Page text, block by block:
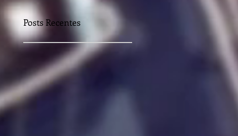
Posts Recentes